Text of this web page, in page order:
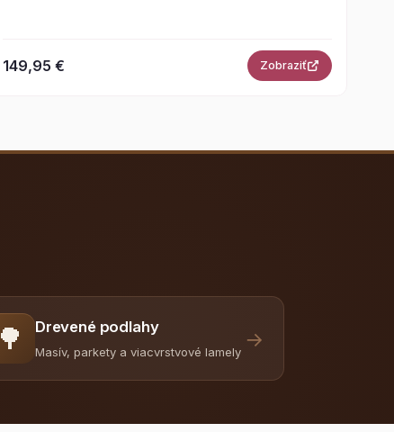
149,95 € Zobraziť
🌳 Drevené podlahy
Masív, parkety a viacvrstvové lamely
→